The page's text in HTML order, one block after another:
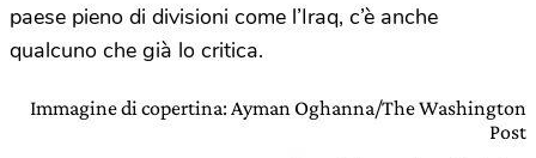
paese pieno di divisioni come l’Iraq, c’è anche
qualcuno che già lo critica.
Immagine di copertina: Ayman Oghanna/The Washington
Post